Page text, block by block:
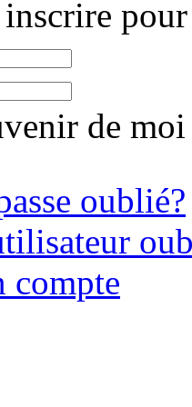
de moi
oublié?
compte